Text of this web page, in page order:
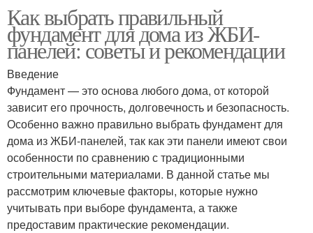
Как выбрать правильный
фундамент для дома из ЖБИ-
панелей: советы и рекомендации
Введение
Фундамент — это основа любого дома, от которой
зависит его прочность, долговечность и безопасность.
Особенно важно правильно выбрать фундамент для
дома из ЖБИ-панелей, так как эти панели имеют свои
особенности по сравнению с традиционными
строительными материалами. В данной статье мы
рассмотрим ключевые факторы, которые нужно
учитывать при выборе фундамента, а также
предоставим практические рекомендации.